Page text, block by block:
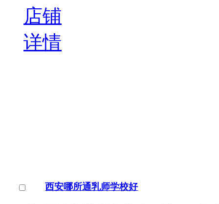
店铺
详情
西安哪所通乳师学校好